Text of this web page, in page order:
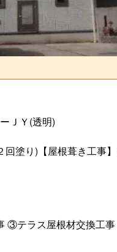
ＪＹ(透明)
塗り)【屋根葺き工事
③テラス屋根材交換工事